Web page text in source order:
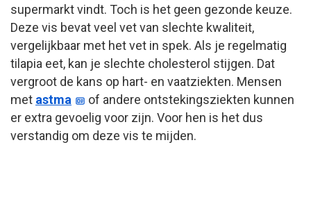
supermarkt vindt. Toch is het geen gezonde keuze.
Deze vis bevat veel vet van slechte kwaliteit,
vergelijkbaar met het vet in spek. Als je regelmatig
tilapia eet, kan je slechte cholesterol stijgen. Dat
vergroot de kans op hart- en vaatziekten. Mensen
met astma
of andere ontstekingsziekten kunnen
er extra gevoelig voor zijn. Voor hen is het dus
verstandig om deze vis te mijden.